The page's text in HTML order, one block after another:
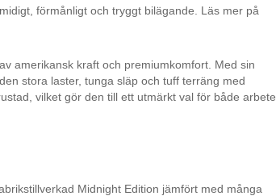
med minne Elstol passagerare
säte fram Apple CarPlay
förmånligt och tryggt bilägande. Läs mer på
amerikansk kraft och premiumkomfort. Med sin
stora laster, tunga släp och tuff terräng med
vilket gör den till ett utmärkt val för både arbete
Midnight Edition jämfört med många